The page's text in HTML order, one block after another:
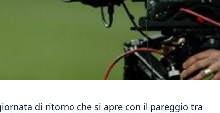
di ritorno che si apre con il pareggio tra